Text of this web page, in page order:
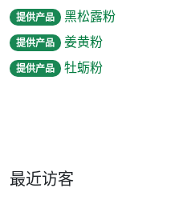
提供产品 黑松露粉
提供产品 姜黄粉
提供产品 牡蛎粉
最近访客